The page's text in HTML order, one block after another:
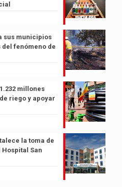
sus municipios
fenómeno de
millones
riego y apoyar
la toma de
San